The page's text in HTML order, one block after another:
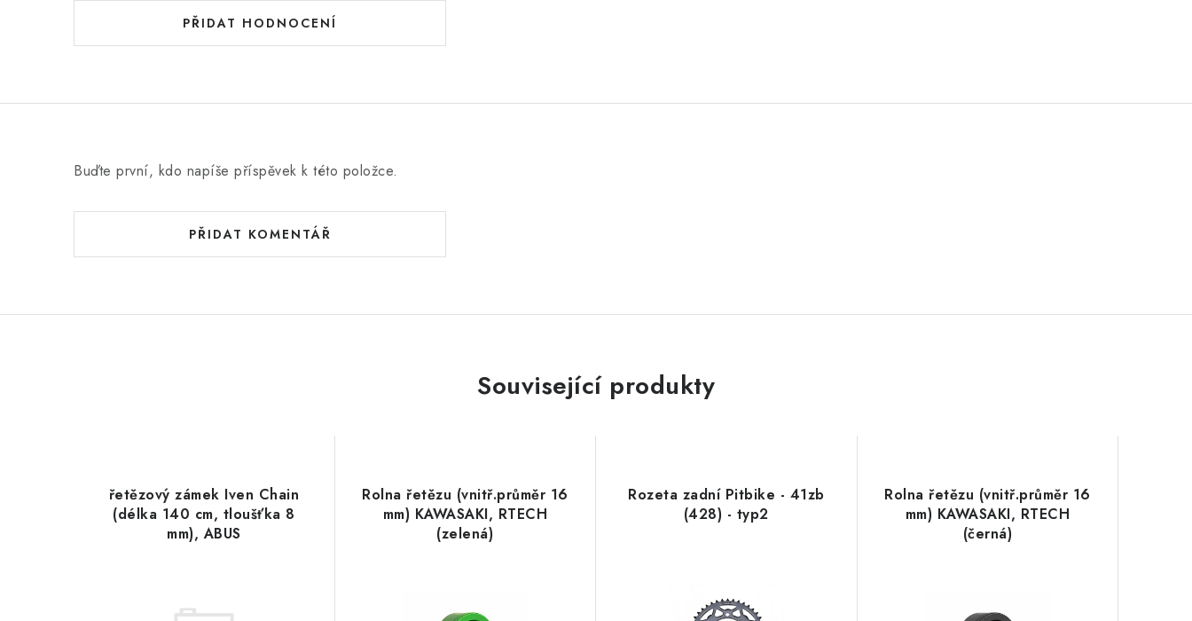
PŘIDAT HODNOCENÍ
Buďte první, kdo napíše příspěvek k této položce.
PŘIDAT KOMENTÁŘ
Související produkty
řetězový zámek Iven Chain
(délka 140 cm, tloušťka 8
mm), ABUS
Rolna řetězu (vnitř.průměr 16
mm) KAWASAKI, RTECH
(zelená)
Rozeta zadní Pitbike - 41zb
(428) - typ2
Rolna řetězu (vnitř.průměr 16
mm) KAWASAKI, RTECH
(černá)